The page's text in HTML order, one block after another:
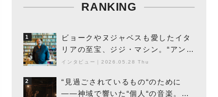
RANKING
1
ビョークやヌジャベスも愛したイタ
リアの至宝、ジジ・マシン。“アンビ
エントの巨匠”が明かす創作の原点
インタビュー 2026.05.28 Thu
2
“見過ごされているもの“のために
――神域で響いた“個人“の音楽。冥